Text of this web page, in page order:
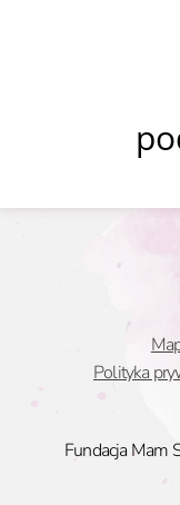
Polityka
Fundacja Mam